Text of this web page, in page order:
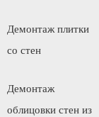
Демонтаж плитки
со стен
Демонтаж
облицовки стен из